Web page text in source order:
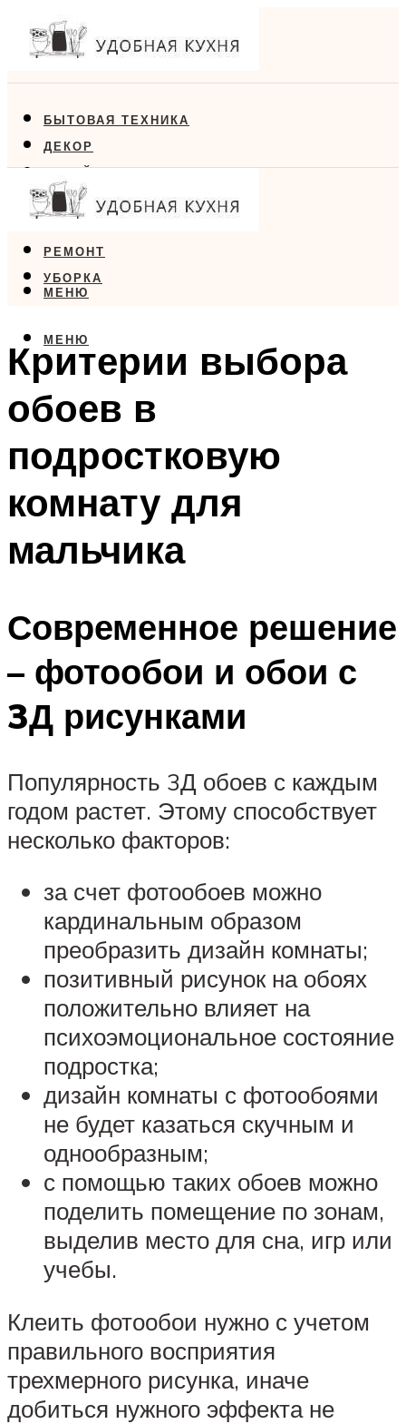
БЫТОВАЯ ТЕХНИКА
ДЕКОР
ДИЗАЙН
ЕДА
РЕМОНТ
УБОРКА
МЕНЮ
МЕНЮ
Критерии выбора
обоев в
подростковую
комнату для
мальчика
Современное решение
– фотообои и обои с
3Д рисунками
Популярность 3Д обоев с каждым
годом растет. Этому способствует
несколько факторов:
за счет фотообоев можно
кардинальным образом
преобразить дизайн комнаты;
позитивный рисунок на обоях
положительно влияет на
психоэмоциональное состояние
подростка;
дизайн комнаты с фотообоями
не будет казаться скучным и
однообразным;
с помощью таких обоев можно
поделить помещение по зонам,
выделив место для сна, игр или
учебы.
Клеить фотообои нужно с учетом
правильного восприятия
трехмерного рисунка, иначе
добиться нужного эффекта не